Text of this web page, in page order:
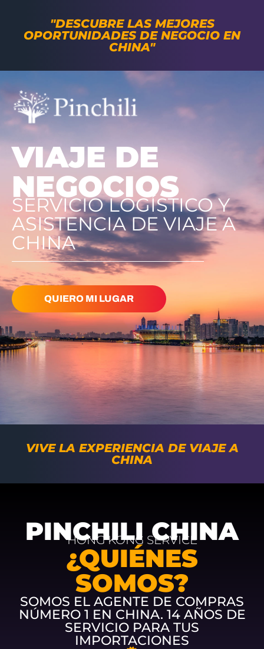
"DESCUBRE LAS MEJORES
OPORTUNIDADES DE NEGOCIO EN
CHINA"
VIAJE DE
NEGOCIOS
SERVICIO LOGÍSTICO Y
ASISTENCIA DE VIAJE A
CHINA
QUIERO MI LUGAR
VIVE LA EXPERIENCIA DE VIAJE A
CHINA
PINCHILI CHINA
HONG KONG SERVICE
¿QUIÉNES
SOMOS?
SOMOS EL AGENTE DE COMPRAS
NÚMERO 1 EN CHINA. 14 AÑOS DE
SERVICIO PARA TUS
IMPORTACIONES